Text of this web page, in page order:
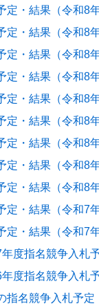
ム（ASP）の導入
のご案内
について
ート調査
おける集計結果
確保をお願いし
行いました
定・結果（令和8
定・結果（令和8
定・結果（令和8
定・結果（令和8
定・結果（令和8
定・結果（令和8
定・結果（令和8
定・結果（令和8
定・結果（令和8
定・結果（令和7
定・結果（令和7
度指名競争入札
度指名競争入札
指名競争入札予定